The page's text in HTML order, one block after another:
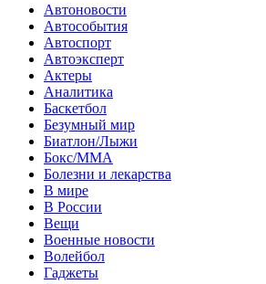
Автоновости
Автособытия
Автоспорт
Автоэксперт
Актеры
Аналитика
Баскетбол
Безумный мир
Биатлон/Лыжи
Бокс/MMA
Болезни и лекарства
В мире
В России
Вещи
Военные новости
Волейбол
Гаджеты